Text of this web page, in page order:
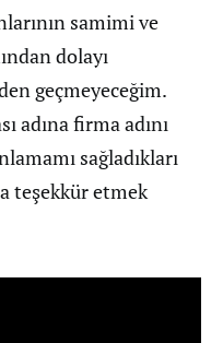
samimi ve
dolayı
geçmeyeceğim.
adına firma adını
sağladıkları
teşekkür etmek